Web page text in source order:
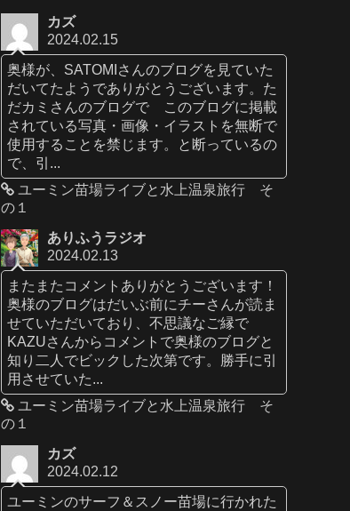
カズ
2024.02.15
奥様が、SATOMIさんのブログを見ていた
だいてたようでありがとうございます。た
だカミさんのブログで このブログに掲載
されている写真・画像・イラストを無断で
使用することを禁じます。と断っているの
で、引...
ユーミン苗場ライブと水上温泉旅行 そ
の１
ありふうラジオ
2024.02.13
またまたコメントありがとうございます！
奥様のブログはだいぶ前にチーさんが読ま
せていただいており、不思議なご縁で
KAZUさんからコメントで奥様のブログと
知り二人でビックした次第です。勝手に引
用させていた...
ユーミン苗場ライブと水上温泉旅行 そ
の１
カズ
2024.02.12
ユーミンのサーフ＆スノー苗場に行かれた